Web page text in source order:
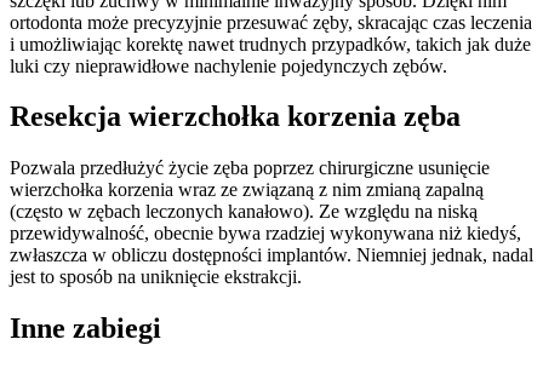
ortodonta może precyzyjnie przesuwać zęby, skracając czas leczenia
i umożliwiając korektę nawet trudnych przypadków, takich jak duże
luki czy nieprawidłowe nachylenie pojedynczych zębów.
Resekcja wierzchołka korzenia zęba
Pozwala przedłużyć życie zęba poprzez chirurgiczne usunięcie
wierzchołka korzenia wraz ze związaną z nim zmianą zapalną
(często w zębach leczonych kanałowo). Ze względu na niską
przewidywalność, obecnie bywa rzadziej wykonywana niż kiedyś,
zwłaszcza w obliczu dostępności implantów. Niemniej jednak, nadal
jest to sposób na uniknięcie ekstrakcji.
Inne zabiegi